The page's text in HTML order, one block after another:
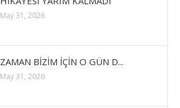
May 31, 2026
ZAMAN BİZİM İÇİN O GÜN D...
May 31, 2026